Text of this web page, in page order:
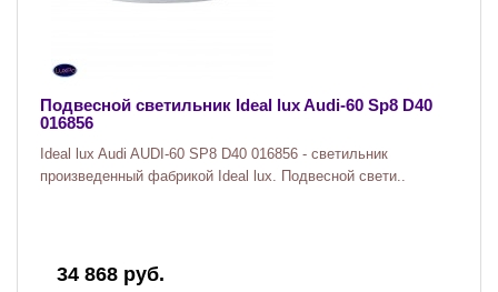
Подвесной светильник Ideal lux Audi-60 Sp8 D40
016856
Ideal lux Audi AUDI-60 SP8 D40 016856 - светильник
произведенный фабрикой Ideal lux. Подвесной свети..
34 868 руб.